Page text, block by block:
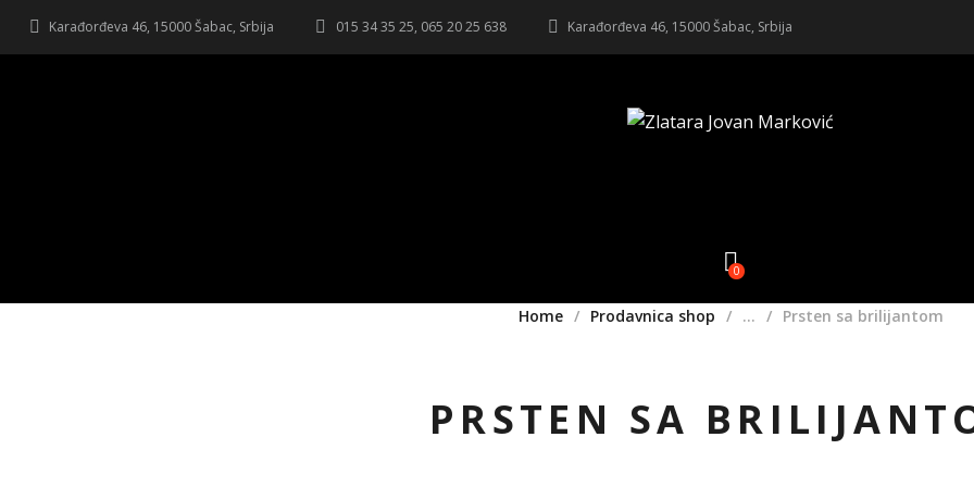
Karađorđeva 46, 15000 Šabac, Srbija 015 34 35 25, 065 20 25 638 Karađorđeva 46, 15000 Šabac, Srbija
0
PRSTEN SA
Home Prodavnica shop ... Prsten sa brilijantom